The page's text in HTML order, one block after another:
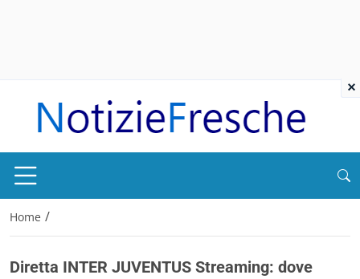
Home /
Diretta INTER JUVENTUS Streaming: dove
×